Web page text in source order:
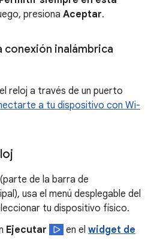
presiona Aceptar.
conexión inalámbrica
reloj a través de un puerto
a tu dispositivo con Wi-
(parte de la barra de
usa el menú desplegable del
tu dispositivo físico.
Ejecutar en el widget de